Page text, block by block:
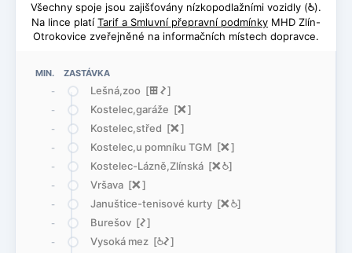
MIN. ZASTÁVKA
-
Lešná,zoo [æó]
- Kostelec,garáže [ë]
- Kostelec,střed [ë]
- Kostelec,u pomníku TGM [ë]
- Kostelec-Lázně,Zlínská [ë@]
- Vršava [ë]
- Januštice-tenisové kurty [ë@]
- Burešov [ó]
- Vysoká mez [@ó]
Všechny spoje jsou zajišťovány nízkopodlažními vozidly (@).
Na lince platí Tarif a Smluvní přepravní podmínky MHD Zlín-
Otrokovice zveřejněné na informačních místech dopravce.